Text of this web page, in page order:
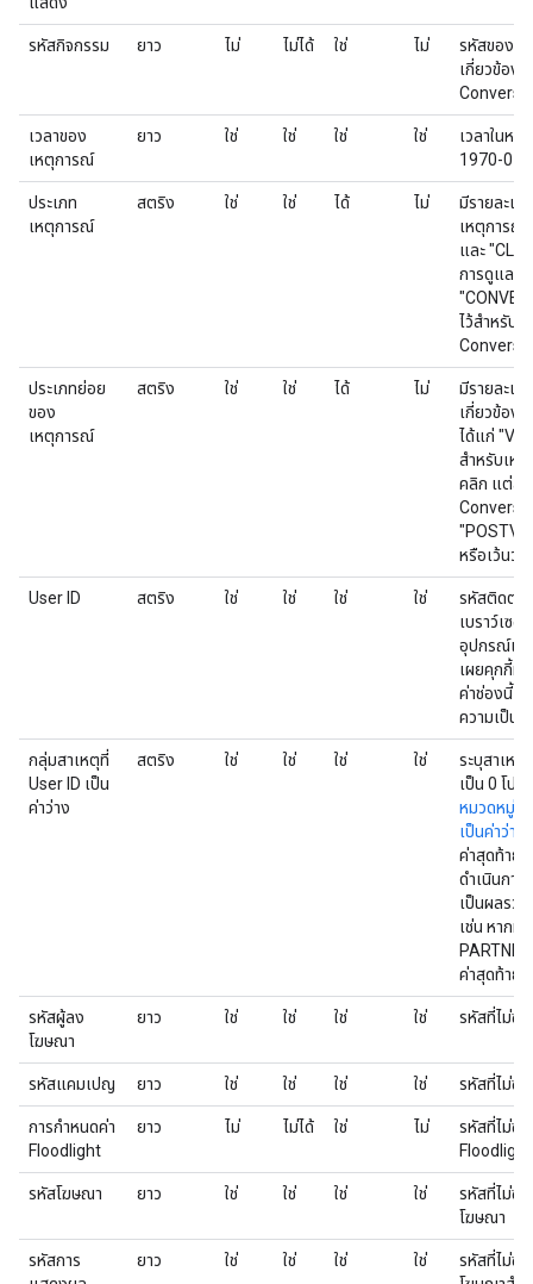
รหัสกิจกรรม ยาว ไม่ ไม่ได้ ใช่ ไม่
รหัสของแ
เกี่ยวข้อง
เวลาของ
เหตุการณ์
ยาว ใช่ ใช่ ใช่ ใช่
เวลาในห
1970-01-
ประเภท
เหตุการณ์
สตริง ใช่ ใช่ ได้ ไม่
มีรายละเ
เหตุการณ์
และ
การดูและ
ไว้สำหรับ
ประเภทย่อย
ของ
เหตุการณ์
สตริง ใช่ ใช่ ได้ ไม่
มีรายละเ
เกี่ยวข้อง
ได้แก่
สำหรับเห
คลิก แต่ส
หรือเว้นว่า
User ID สตริง ใช่ ใช่ ใช่ ใช่
รหัสติดตา
เบราว์เซอ
อุปกรณ์เค
เผยคุกกี้ห
ค่าช่องนี้เ
ความเป็น
กลุ่มสาเหตุที่
User ID เป็น
ค่าว่าง
สตริง ใช่ ใช่ ใช่ ใช่
ระบุสาเหตุ
เป็น 0 โปร
หมวดหมู่เ
เป็นค่าว่าง
ค่าสุดท้ายจ
ดำเนินกา
เป็นผลรว
เช่น หากทั้
ค่าสุดท้ายจ
รหัสผู้ลง
โฆษณา
ยาว ใช่ ใช่ ใช่ ใช่ รหัสที่ไม่ซ้
รหัสแคมเปญ ยาว ใช่ ใช่ ใช่ ใช่ รหัสที่ไม่ซ้
การกำหนดค่า
Floodlight
ยาว ไม่ ไม่ได้ ใช่ ไม่
รหัสที่ไม่ซ้ำ
Floodlight
รหัสโฆษณา ยาว ใช่ ใช่ ใช่ ใช่
รหัสที่ไม่ซ้
โฆษณา
รหัสการ
ยาว ใช่ ใช่ ใช่ ใช่
รหัสที่ไม่ซ้